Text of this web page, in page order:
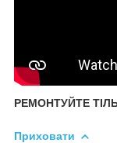
РЕМОНТУЙТЕ
Приховати